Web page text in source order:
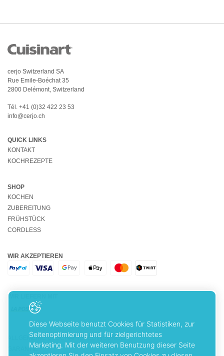
cerjo Switzerland SA
Rue Emile-Boéchat 35
2800 Delémont, Switzerland
Tél. +41 (0)32 422 23 53
info@cerjo.ch
QUICK LINKS
KONTAKT
KOCHREZEPTE
SHOP
KOCHEN
ZUBEREITUNG
FRÜHSTÜCK
CORDLESS
WIR AKZEPTIEREN
WIR LIEFERN MIT
ALLGEMEINE GESCHÄFTSBEDINGUNGEN
GARANTIE
Diese Webseite benutzt Cookies für Statistiken, zur
Seitenoptimierung und für zielgerichtetes
Marketing. Mit der weiteren Benutzung dieser Seite